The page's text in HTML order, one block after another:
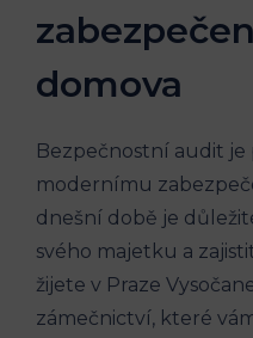
domova
Bezpečnostní audit
modernímu
dnešní době je
svého majetku a
žijete v Praze
zámečnictví, které